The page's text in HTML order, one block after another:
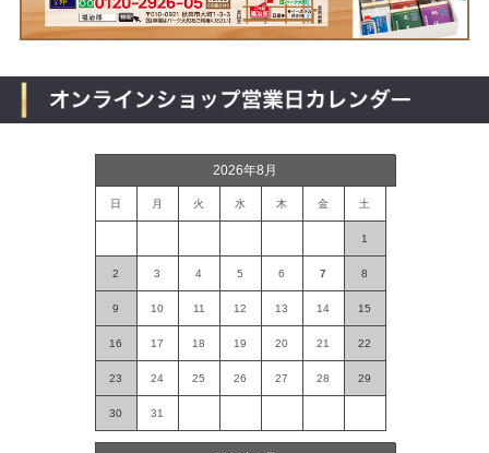
2026年8月
日 月 火 水 木 金 土
1
2 3 4 5 6 7 8
9 10 11 12 13 14 15
16 17 18 19 20 21 22
23 24 25 26 27 28 29
30 31